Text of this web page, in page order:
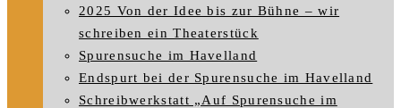
2025 Von der Idee bis zur Bühne – wir
schreiben ein Theaterstück
Spurensuche im Havelland
Endspurt bei der Spurensuche im Havelland
Schreibwerkstatt „Auf Spurensuche im